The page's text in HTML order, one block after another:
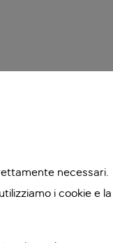
necessari.
i cookie e la